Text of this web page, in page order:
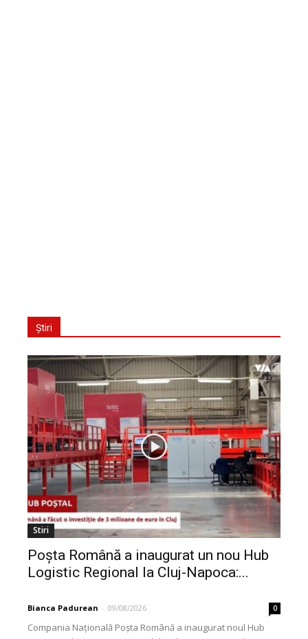
Știri
Stiri
Poșta Română a inaugurat un nou Hub
Logistic Regional la Cluj-Napoca:...
Bianca Padurean - 09/08/2026 0
Compania Națională Poșta Română a inaugurat noul Hub